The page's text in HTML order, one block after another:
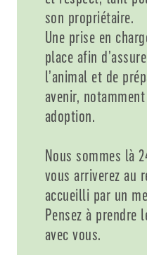
son propriétaire.
Une prise en
place afin
l’animal et de
avenir,
adoption.
Nous sommes là
vous arriverez au
accueilli par un
Pensez à prendre
avec vous.